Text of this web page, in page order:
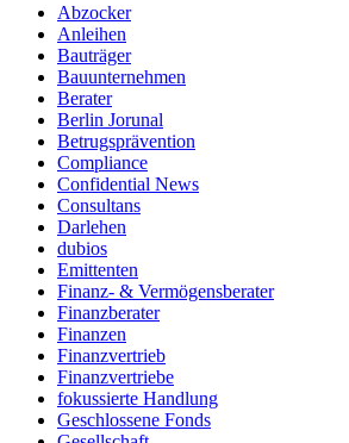
Abzocker
Anleihen
Bauträger
Bauunternehmen
Berater
Berlin Jorunal
Betrugsprävention
Compliance
Confidential News
Consultans
Darlehen
dubios
Emittenten
Finanz- & Vermögensberater
Finanzberater
Finanzen
Finanzvertrieb
Finanzvertriebe
fokussierte Handlung
Geschlossene Fonds